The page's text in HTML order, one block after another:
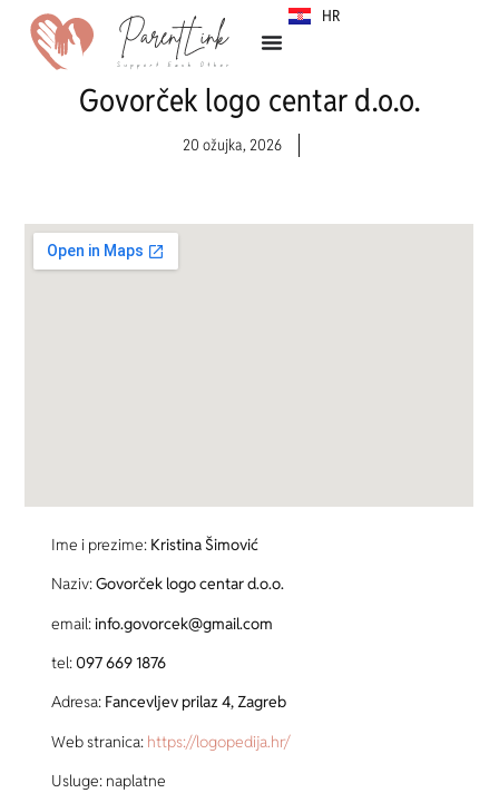
HR
SR
Govorček logo centar d.o.o.
20 ožujka, 2026
Ime i prezime: Kristina Šimović
Naziv:Govorček logo centar d.o.o.
email:info.govorcek@gmail.com
tel: 097 669 1876
Adresa: Fancevljev prilaz 4, Zagreb
Web stranica: https://logopedija.hr/
Usluge: naplatne